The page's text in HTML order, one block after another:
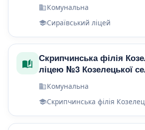
Комунальна
Сираївський ліцей
Скрипчинська філія
ліцею №3 Козелецької
Комунальна
Скрипчинська філія